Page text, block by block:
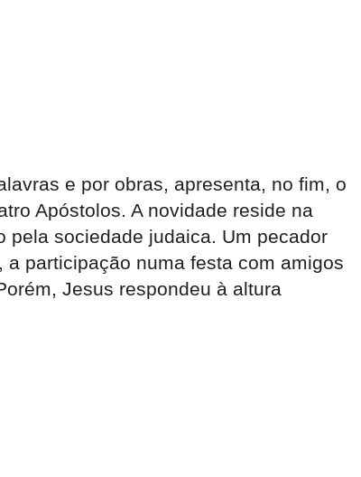
e por obras, apresenta, no fim, o
Apóstolos. A novidade reside na
pela sociedade judaica. Um pecador
participação numa festa com amigos
Jesus respondeu à altura